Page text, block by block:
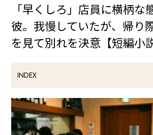
「早くしろ」店員に横柄な
彼。我慢していたが、帰り
を見て別れを決意【短編小
INDEX